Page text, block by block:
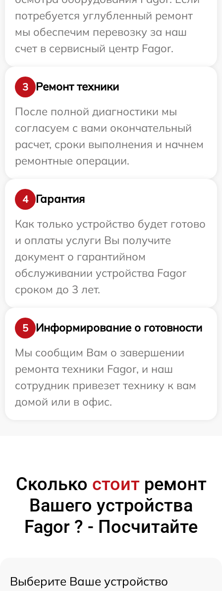
потребуется углубленный ремонт
мы обеспечим перевозку за наш
счет в сервисный центр Fagor.
3
Ремонт техники
После полной диагностики мы
согласуем с вами окончательный
расчет, сроки выполнения и начнем
ремонтные операции.
4
Гарантия
Как только устройство будет готово
и оплаты услуги Вы получите
документ о гарантийном
обслуживании устройства Fagor
сроком до 3 лет.
5
Информирование о готовности
Мы сообщим Вам о завершении
ремонта техники Fagor, и наш
сотрудник привезет технику к вам
домой или в офис.
Сколько стоитремонт
Вашего устройства
Fagor ? - Посчитайте
Выберите Ваше устройство